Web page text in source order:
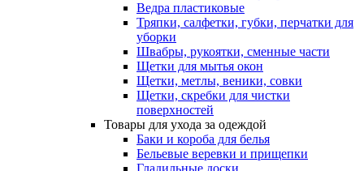
Ведра пластиковые
Тряпки, салфетки, губки, перчатки для
уборки
Швабры, рукоятки, сменные части
Щетки для мытья окон
Щетки, метлы, веники, совки
Щетки, скребки для чистки
поверхностей
Товары для ухода за одеждой
Баки и короба для белья
Бельевые веревки и прищепки
Гладильные доски